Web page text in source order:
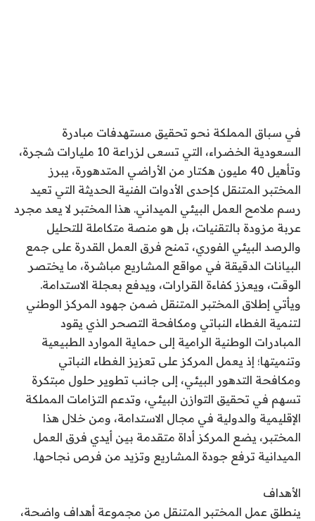
في سباق المملكة نحو تحقيق مستهدفات مبادرة
السعودية الخضراء، التي تسعى لزراعة 10 مليارات شجرة،
وتأهيل 40 مليون هكتار من الأراضي المتدهورة، يبرز
المختبر المتنقل كإحدى الأدوات الفنية الحديثة التي تعيد
رسم ملامح العمل البيئي الميداني. هذا المختبر لا يعد مجرد
عربة مزودة بالتقنيات، بل هو منصة متكاملة للتحليل
والرصد البيئي الفوري، تمنح فرق العمل القدرة على جمع
البيانات الدقيقة في مواقع المشاريع مباشرة، ما يختصر
الوقت، ويعزز كفاءة القرارات، ويدفع بعجلة الاستدامة.
ويأتي إطلاق المختبر المتنقل ضمن جهود المركز الوطني
لتنمية الغطاء النباتي ومكافحة التصحر الذي يقود
المبادرات الوطنية الرامية إلى حماية الموارد الطبيعية
وتنميتها؛ إذ يعمل المركز على تعزيز الغطاء النباتي
ومكافحة التدهور البيئي، إلى جانب تطوير حلول مبتكرة
تسهم في تحقيق التوازن البيئي، وتدعم التزامات المملكة
الإقليمية والدولية في مجال الاستدامة، ومن خلال هذا
المختبر، يضع المركز أداة متقدمة بين أيدي فرق العمل
الميدانية ترفع جودة المشاريع وتزيد من فرص نجاحها.
الأهداف
ينطلق عمل المختبر المتنقل من مجموعة أهداف واضحة،